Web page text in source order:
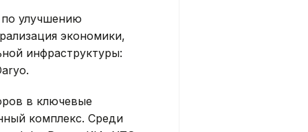
по улучшению
экономики,
инфраструктуры:
в ключевые
комплекс. Среди